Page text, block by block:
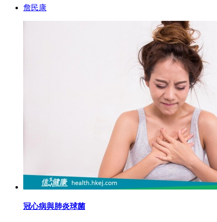
詹民康
冠心病與肺炎球菌